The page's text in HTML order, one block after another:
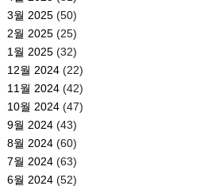
3월 2025(50)
2월 2025(25)
1월 2025(32)
12월 2024(22)
11월 2024(42)
10월 2024(47)
9월 2024(43)
8월 2024(60)
7월 2024(63)
6월 2024(52)